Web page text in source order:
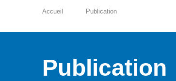
Accueil Publication
Publication